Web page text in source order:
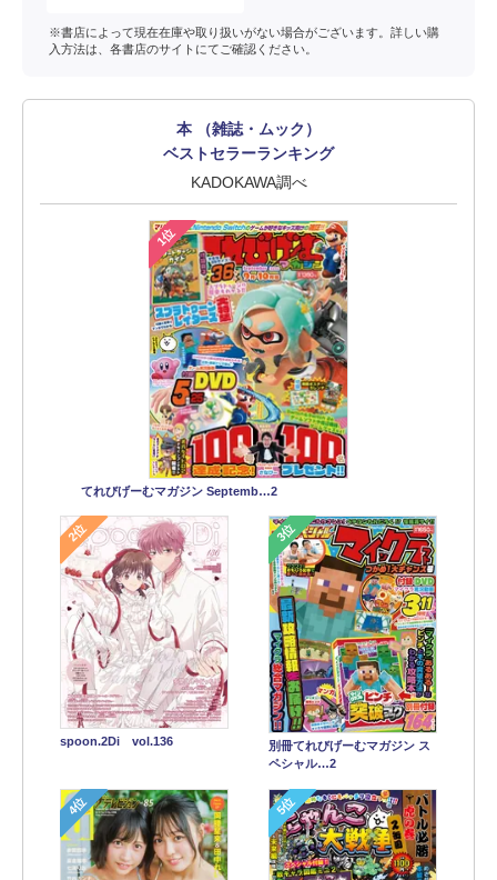
※書店によって現在在庫や取り扱いがない場合がございます。詳しい購
入方法は、各書店のサイトにてご確認ください。
本 （雑誌・ムック）
ベストセラーランキング
KADOKAWA調べ
1位
てれびげーむマガジン Septemb…2
2位
spoon.2Di vol.136
3位
別冊てれびげーむマガジン ス
ペシャル…2
4位 5位